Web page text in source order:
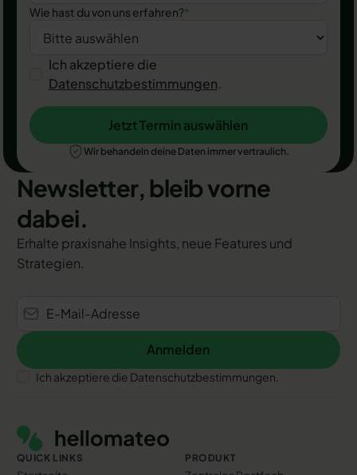
Wie hast du von uns erfahren?*
Ich akzeptiere die
Datenschutzbestimmungen.
Jetzt Termin auswählen
Jetzt Termin auswählen
Wir behandeln deine Daten immer vertraulich.
Newsletter, bleib vorne
dabei.
Erhalte praxisnahe Insights, neue Features und
Strategien.
Anmelden
Anmelden
Ich akzeptiere die Datenschutzbestimmungen.
QUICK LINKS PRODUKT